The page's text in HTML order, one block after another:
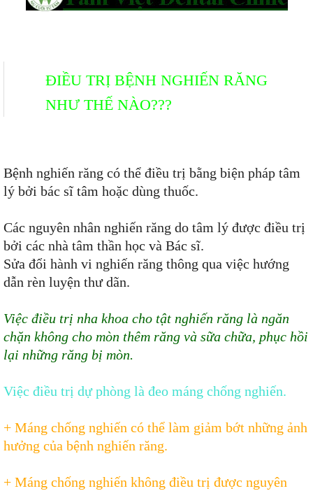
ĐIỀU TRỊ BỆNH NGHIẾN RĂNG
NHƯ THẾ NÀO???
Bệnh nghiến răng có thể điều trị bằng biện pháp tâm
lý bởi bác sĩ tâm hoặc dùng thuốc.
Các nguyên nhân nghiến răng do tâm lý được điều trị
bởi các nhà tâm thần học và Bác sĩ.
Sửa đổi hành vi nghiến răng thông qua việc hướng
dẫn rèn luyện thư dãn.
Việc điều trị nha khoa cho tật nghiến răng là ngăn
chặn không cho mòn thêm răng và sữa chữa, phục hồi
lại những răng bị mòn.
Việc điều trị dự phòng là đeo máng chống nghiến.
+ Máng chống nghiến có thể làm giảm bớt những ảnh
hưởng của bệnh nghiến răng.
+ Máng chống nghiến không điều trị được nguyên